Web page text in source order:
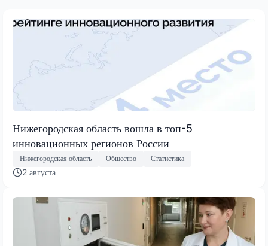
Нижегородская область вошла в топ-5
инновационных регионов России
Нижегородская область Общество Статистика
2 августа